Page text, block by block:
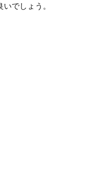
でしょう。